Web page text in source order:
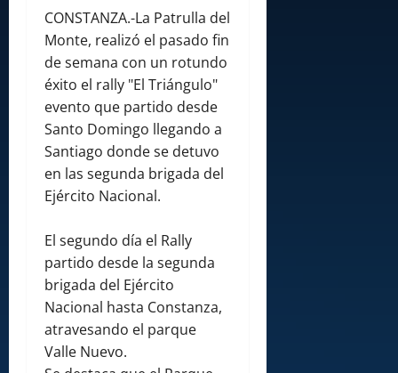
CONSTANZA.-La Patrulla del
Monte, realizó el pasado fin
de semana con un rotundo
éxito el rally "El Triángulo"
evento que partido desde
Santo Domingo llegando a
Santiago donde se detuvo
en las segunda brigada del
Ejército Nacional.
El segundo día el Rally
partido desde la segunda
brigada del Ejército
Nacional hasta Constanza,
atravesando el parque
Valle Nuevo.